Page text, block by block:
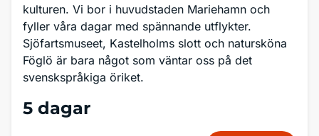
kulturen. Vi bor i huvudstaden Mariehamn och
fyller våra dagar med spännande utflykter.
Sjöfartsmuseet, Kastelholms slott och natursköna
Föglö är bara något som väntar oss på det
svenskspråkiga öriket.
5 dagar